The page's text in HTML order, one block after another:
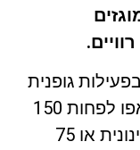
גופנית
סדירה חיוני לבריאות הכללית. שאפו לפחות 150
דקות של אימון אירובי בעצימות בינונית או 75